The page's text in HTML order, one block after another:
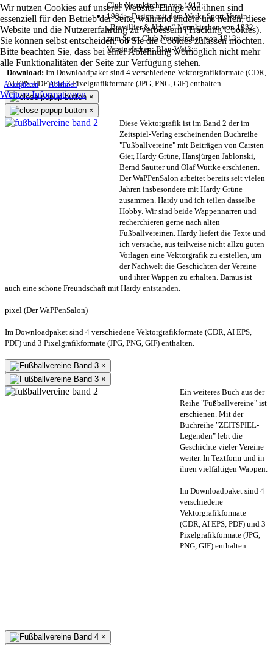
Wir nutzen Cookies auf unserer Website. Einige von ihnen sind
essenziell für den Betrieb der Seite, während andere uns helfen, diese
Website und die Nutzererfahrung zu verbessern (Tracking Cookies).
Sie können selbst entscheiden, ob Sie die Cookies zulassen möchten.
Bitte beachten Sie, dass bei einer Ablehnung womöglich nicht mehr
alle Funktionalitäten der Seite zur Verfügung stehen.
Akzeptieren Ablehnen
Weitere Informationen
Club Neunkirchen von 1913;
1984 = Fusion mit dem Werks Sport Verein
„Brevillier & Urban“ Neunkirchen von 1932
zum Sport Club Neunkirchen von 1913;
Vereinsfarben: Blau-Weiß;
Download: Im Downloadpaket sind 4 verschiedene Vektorgrafikformate (CDR,
AI EPS, PDF) und 3 Pixelgrafikformate (JPG, PNG, GIF) enthalten.
×
×
Diese Vektorgrafik ist im Band 2 der im
Zeitspiel-Verlag erscheinenden Buchreihe
"Fußballvereine" mit Beiträgen von Carsten
Gier, Hardy Grüne, Hansjürgen Jablonski,
Bernd Sautter und Olaf Wuttke erschienen.
Der WaPPenSalon arbeitet bereits seit vielen
Jahren insbesondere mit Hardy Grüne
zusammen. Hardy und ich teilen dasselbe
Hobby. Wir sind beide Wappennarren und
recherchieren gerne nach alten
Fußballvereinen. Hardy liefert die Texte und
ich versuche, aus teilweise nicht allzu guten
Vorlagen eine Vektorgrafik zu erstellen, um
der Nachwelt die Geschichten der Vereine
und ihrer Wappen zu erhalten. Daraus ist
auch eine schöne Freundschaft mit Hardy entstanden.
pixel (Der WaPPenSalon)
Im Downloadpaket sind 4 verschiedene Vektorgrafikformate (CDR, AI EPS,
PDF) und 3 Pixelgrafikformate (JPG, PNG, GIF) enthalten.
×
×
Ein weiteres Buch aus der
Reihe "Fußballvereine" ist
erschienen. Mit der
Buchreihe "ZEITSPIEL-
Legenden" lebt die
Geschichte vieler Vereine
weiter. In Textform und in
ihren vielfältigen Wappen.
Im Downloadpaket sind 4
verschiedene
Vektorgrafikformate
(CDR, AI EPS, PDF) und 3
Pixelgrafikformate (JPG,
PNG, GIF) enthalten.
×